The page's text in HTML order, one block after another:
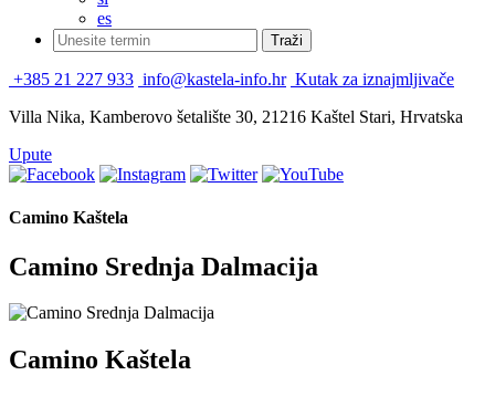
es
+385 21 227 933 info@kastela-info.hr Kutak za iznajmljivače
Villa Nika, Kamberovo šetalište 30, 21216 Kaštel Stari, Hrvatska
Upute
Camino Kaštela
Camino Srednja Dalmacija
Camino Kaštela